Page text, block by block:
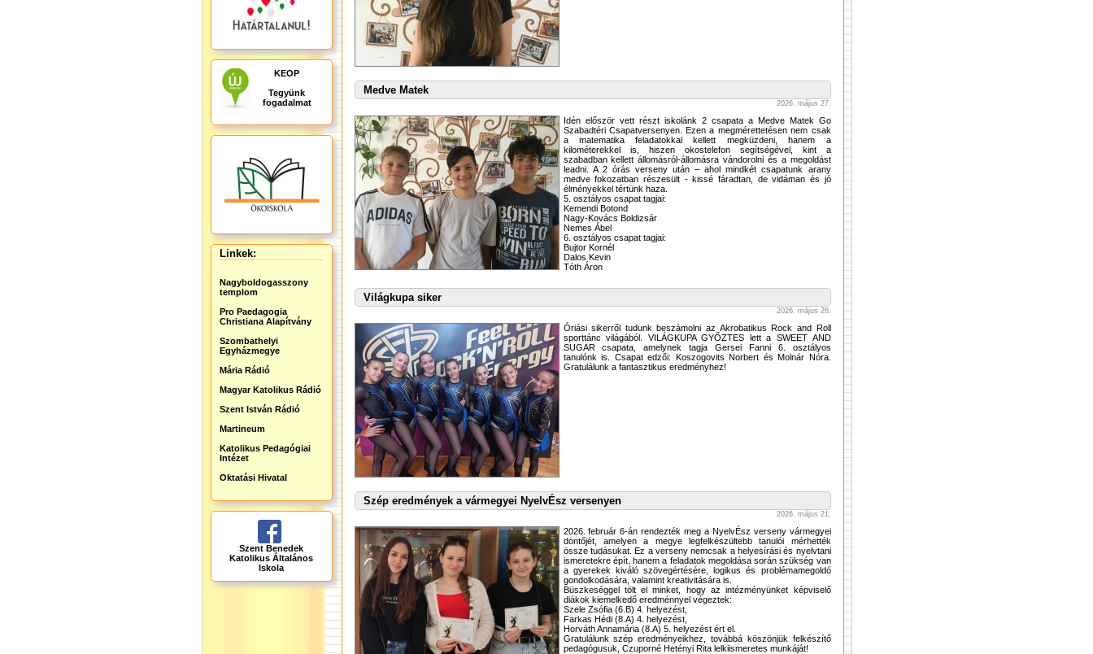
KEOP
Tegyünk
fogadalmat
Linkek:
Nagyboldogasszony
templom
Pro Paedagogia
Christiana Alapítvány
Szombathelyi
Egyházmegye
Mária Rádió
Magyar Katolikus Rádió
Szent István Rádió
Martineum
Katolikus Pedagógiai
Intézet
Oktatási Hivatal
Szent Benedek
Katolikus Általános
Iskola
Medve Matek
2026. május 27.
Idén először vett részt iskolánk 2 csapata a Medve Matek Go
Szabadtéri Csapatversenyen. Ezen a megmérettetésen nem csak
a matematika feladatokkal kellett megküzdeni, hanem a
kilométerekkel is, hiszen okostelefon segítségével, kint a
szabadban kellett állomásról-állomásra vándorolni és a megoldást
leadni. A 2 órás verseny után – ahol mindkét csapatunk arany
medve fokozatban részesült - kissé fáradtan, de vidáman és jó
élményekkel tértünk haza.
5. osztályos csapat tagjai:
Kemendi Botond
Nagy-Kovács Boldizsár
Nemes Ábel
6. osztályos csapat tagjai:
Bujtor Kornél
Dalos Kevin
Tóth Áron
Világkupa siker
2026. május 26.
Óriási sikerről tudunk beszámolni az Akrobatikus Rock and Roll
sporttánc világából. VILÁGKUPA GYŐZTES lett a SWEET AND
SUGAR csapata, amelynek tagja Gersei Fanni 6. osztályos
tanulónk is. Csapat edzői: Koszogovits Norbert és Molnár Nóra.
Gratulálunk a fantasztikus eredményhez!
Szép eredmények a vármegyei NyelvÉsz versenyen
2026. május 21.
2026. február 6-án rendezték meg a NyelvÉsz verseny vármegyei
döntőjét, amelyen a megye legfelkészültebb tanulói mérhették
össze tudásukat. Ez a verseny nemcsak a helyesírási és nyelvtani
ismeretekre épít, hanem a feladatok megoldása során szükség van
a gyerekek kiváló szövegértésére, logikus és problémamegoldó
gondolkodására, valamint kreativitására is.
Büszkeséggel tölt el minket, hogy az intézményünket képviselő
diákok kiemelkedő eredménnyel végeztek:
Szele Zsófia (6.B) 4. helyezést,
Farkas Hédi (8.A) 4. helyezést,
Horváth Annamária (8.A) 5. helyezést ért el.
Gratulálunk szép eredményeikhez, továbbá köszönjük felkészítő
pedagógusuk, Czuporné Hetényi Rita lelkiismeretes munkáját!